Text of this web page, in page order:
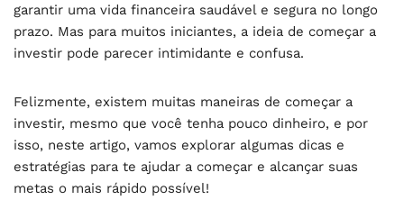
garantir uma vida financeira saudável e segura no longo
prazo. Mas para muitos iniciantes, a ideia de começar a
investir pode parecer intimidante e confusa.
Felizmente, existem muitas maneiras de começar a
investir, mesmo que você tenha pouco dinheiro, e por
isso, neste artigo, vamos explorar algumas dicas e
estratégias para te ajudar a começar e alcançar suas
metas o mais rápido possível!